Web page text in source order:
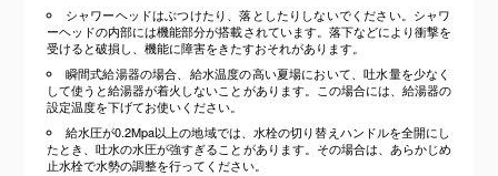
シャワーヘッドはぶつけたり、落としたりしないでください。シャワ
ーヘッドの内部には機能部分が搭載されています。落下などにより衝撃を
受けると破損し、機能に障害をきたすおそれがあります。
瞬間式給湯器の場合、給水温度の高い夏場において、吐水量を少なく
して使うと給湯器が着火しないことがあります。この場合には、給湯器の
設定温度を下げてお使いください。
給水圧が0.2Mpa以上の地域では、水栓の切り替えハンドルを全開にし
たとき、吐水の水圧が強すぎることがあります。その場合は、あらかじめ
止水栓で水勢の調整を行ってください。